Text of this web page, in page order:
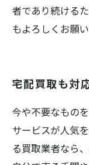
者であり続ける
もよろしくお願い
宅配買取も対
今や不要なもの
サービスが人気
る買取業者なら